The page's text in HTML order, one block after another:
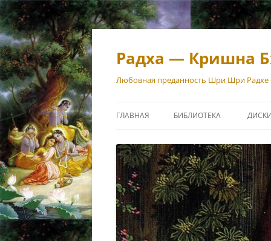
Перейти
Радха — Кришна
Любовная преданность Шри Шри
ГЛАВНАЯ БИБЛИОТЕКА ДИСКИ